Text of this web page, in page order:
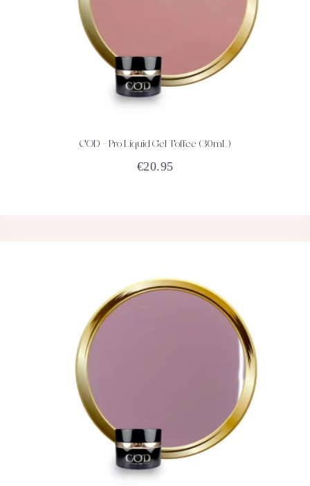
ACHETEZ DÉTAILS
COD – Pro Liquid Gel Toffee (30mL)
€20.95